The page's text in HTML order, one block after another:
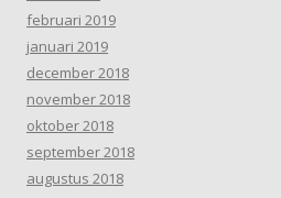
februari 2019
januari 2019
december 2018
november 2018
oktober 2018
september 2018
augustus 2018